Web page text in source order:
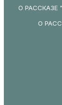
О РАССКАЗЕ
О